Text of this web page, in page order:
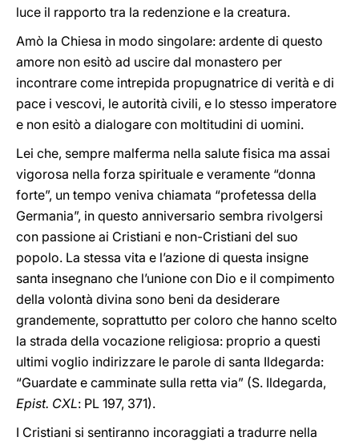
luce il rapporto tra la redenzione e la creatura.
Amò la Chiesa in modo singolare: ardente di questo
amore non esitò ad uscire dal monastero per
incontrare come intrepida propugnatrice di verità e di
pace i vescovi, le autorità civili, e lo stesso imperatore
e non esitò a dialogare con moltitudini di uomini.
Lei che, sempre malferma nella salute fisica ma assai
vigorosa nella forza spirituale e veramente “donna
forte”, un tempo veniva chiamata “profetessa della
Germania”, in questo anniversario sembra rivolgersi
con passione ai Cristiani e non-Cristiani del suo
popolo. La stessa vita e l’azione di questa insigne
santa insegnano che l’unione con Dio e il compimento
della volontà divina sono beni da desiderare
grandemente, soprattutto per coloro che hanno scelto
la strada della vocazione religiosa: proprio a questi
ultimi voglio indirizzare le parole di santa Ildegarda:
“Guardate e camminate sulla retta via” (S. Ildegarda,
Epist. CXL: PL 197, 371).
I Cristiani si sentiranno incoraggiati a tradurre nella